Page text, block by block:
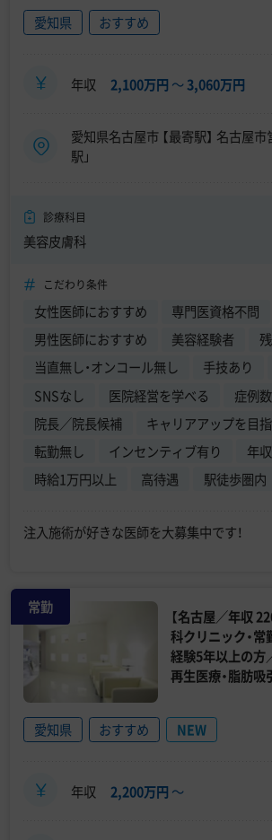
愛知県 おすすめ
年収 2,100万円 〜3,060万円
愛知県名古屋市 【最寄駅】 名古屋
駅」
診療科目
美容皮膚科
こだわり条件
女性医師におすすめ
専門医資格不問
男性医師におすすめ
美容経験者
当直無し・オンコール無し
手技あり
SNSなし
医院経営を学べる
症例
院長／院長候補
キャリアアップを目
転勤無し
インセンティブ有り
年
時給1万円以上
高待遇 駅徒歩圏内
注入施術が好きな医師を大募集中です！
常勤
【名古屋／年収
科クリニック・
経験5年以上の方
再生医療・脂肪吸
愛知県 おすすめ NEW
年収 2,200万円 〜